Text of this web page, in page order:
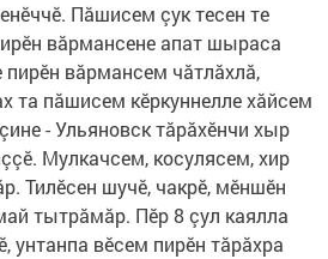
Пăшисем çук тесен те
вăрмансене апат шыраса
пирӗн вăрмансем чăтлăхлă,
та пăшисем кӗркуннелле хăйсем
- Ульяновск тăрăхӗнчи хыр
Мулкачсем, косулясем, хир
Тилӗсен шучӗ, чакрӗ, мӗншӗн
тытрăмăр. Пӗр 8 çул каялла
унтанпа вӗсем пирӗн тăрăхра